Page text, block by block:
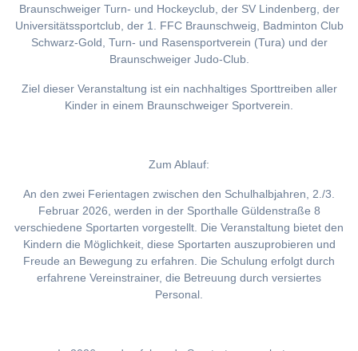
Braunschweiger Turn- und Hockeyclub, der SV Lindenberg, der
Universitätssportclub, der 1. FFC Braunschweig, Badminton Club
Schwarz-Gold, Turn- und Rasensportverein (Tura) und der
Braunschweiger Judo-Club.
Ziel dieser Veranstaltung ist ein nachhaltiges Sporttreiben aller
Kinder in einem Braunschweiger Sportverein.
Zum Ablauf:
An den zwei Ferientagen zwischen den Schulhalbjahren, 2./3.
Februar 2026, werden in der Sporthalle Güldenstraße 8
verschiedene Sportarten vorgestellt. Die Veranstaltung bietet den
Kindern die Möglichkeit, diese Sportarten auszuprobieren und
Freude an Bewegung zu erfahren. Die Schulung erfolgt durch
erfahrene Vereinstrainer, die Betreuung durch versiertes
Personal.